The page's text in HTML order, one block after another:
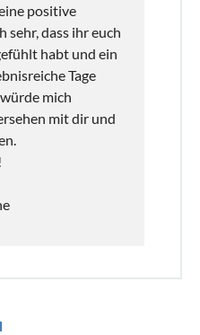
positive
sehr, dass ihr euch
habt und ein
Tage
mich
mit dir und